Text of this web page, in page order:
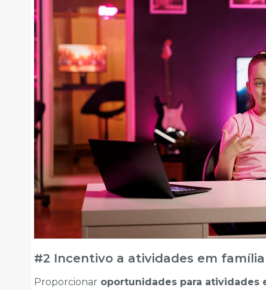
#2 Incentivo a atividades em
Proporcionar oportunidades para atividades